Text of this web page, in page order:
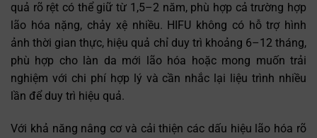
quả rõ rệt có thể giữ từ 1,5–2 năm, phù hợp cả trường hợp
lão hóa nặng, chảy xệ nhiều. HIFU không có hỗ trợ hình
ảnh thời gian thực, hiệu quả chỉ duy trì khoảng 6–12 tháng,
phù hợp cho làn da mới lão hóa hoặc mong muốn trải
nghiệm với chi phí hợp lý và cần nhắc lại liệu trình nhiều
lần để duy trì hiệu quả.
Với khả năng nâng cơ và cải thiện các dấu hiệu lão hóa rõ